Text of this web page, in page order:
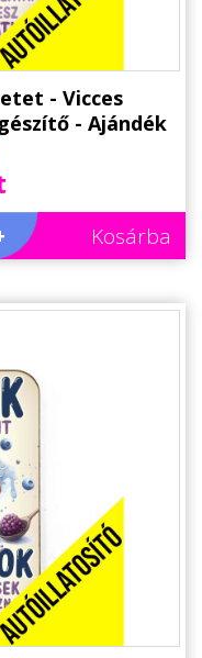
- Vicces
- Ajándék
Kosárba